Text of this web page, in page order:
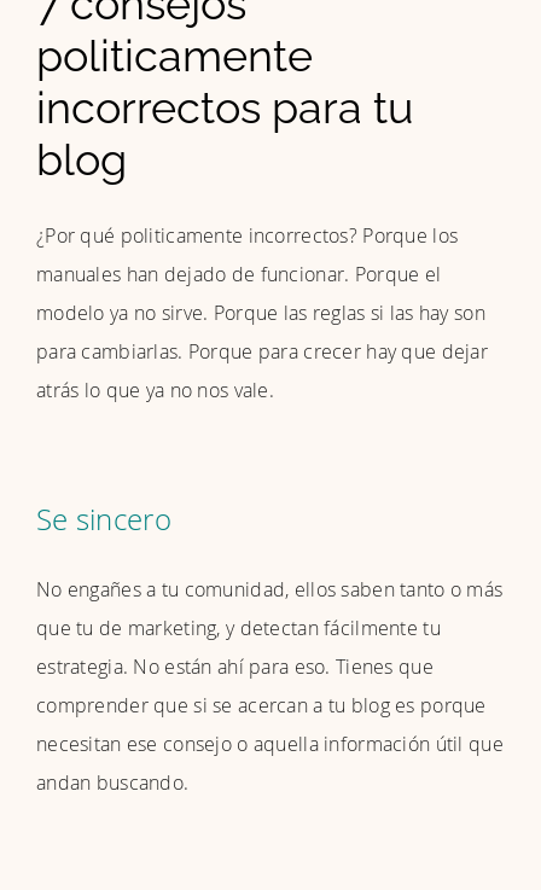
politicamente
incorrectos para tu
blog
¿Por qué politicamente incorrectos? Porque los
manuales han dejado de funcionar. Porque el
modelo ya no sirve. Porque las reglas si las hay son
para cambiarlas. Porque para crecer hay que dejar
atrás lo que ya no nos vale.
Se sincero
No engañes a tu comunidad, ellos saben tanto o más
que tu de marketing, y detectan fácilmente tu
estrategia. No están ahí para eso. Tienes que
comprender que si se acercan a tu blog es porque
necesitan ese consejo o aquella información útil que
andan buscando.